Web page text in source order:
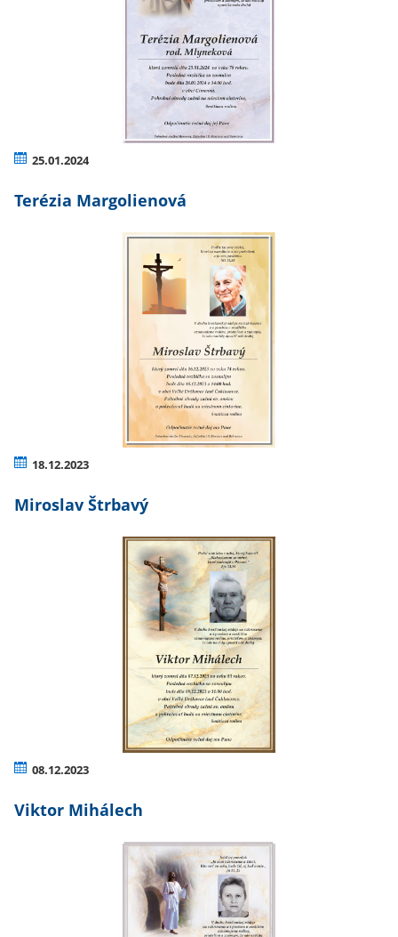
25.01.2024
Terézia Margolienová
18.12.2023
Miroslav Štrbavý
08.12.2023
Viktor Mihálech